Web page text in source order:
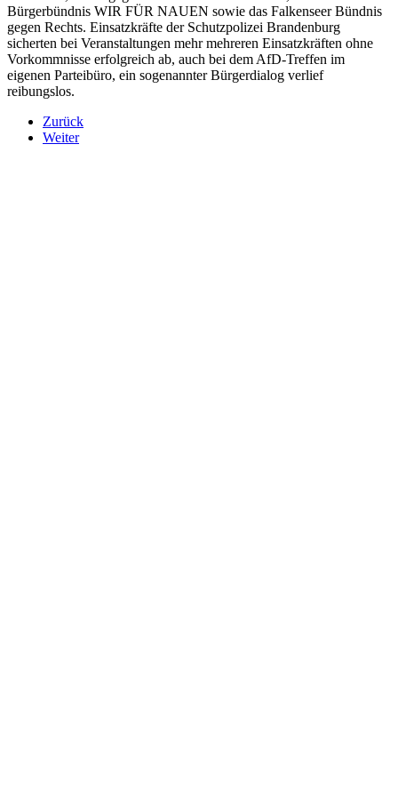
Bürgerbündnis WIR FÜR NAUEN sowie das Falkenseer Bündnis
gegen Rechts. Einsatzkräfte der Schutzpolizei Brandenburg
sicherten bei Veranstaltungen mehr mehreren Einsatzkräften ohne
Vorkommnisse erfolgreich ab, auch bei dem AfD-Treffen im
eigenen Parteibüro, ein sogenannter Bürgerdialog verlief
reibungslos.
Zurück
Weiter